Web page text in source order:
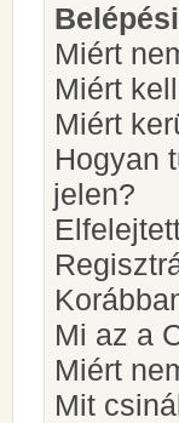
Miért
Miért
Miért
Hogyan
jelen?
Mi az a
Miért
Mit